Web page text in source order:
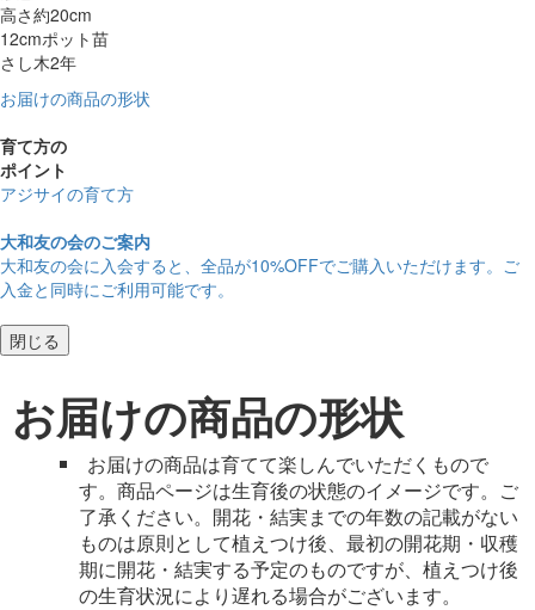
高さ約20cm
12cmポット苗
さし木2年
お届けの商品の形状
育て方の
ポイント
アジサイの育て方
大和友の会のご案内
大和友の会に入会すると、 全品が10%OFFでご購入いただけます。ご
入金と同時にご利用可能です。
閉じる
お届けの商品の形状
お届けの商品は育てて楽しんでいただくもので
す。商品ページは生育後の状態のイメージです。ご
了承ください。開花・結実までの年数の記載がない
ものは原則として植えつけ後、最初の開花期・収穫
期に開花・結実する予定のものですが、植えつけ後
の生育状況により遅れる場合がございます。